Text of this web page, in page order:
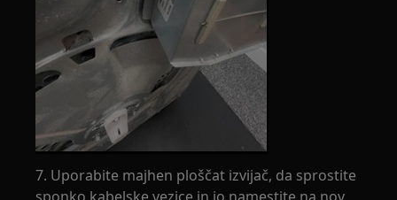
7. Uporabite majhen ploščat izvijač, da sprostite
sponko kabelske vezice in jo namestite na nov